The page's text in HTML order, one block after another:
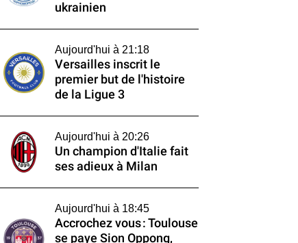
ukrainien
Aujourd'hui à 21:18
Versailles inscrit le
premier but de l'histoire
de la Ligue 3
Aujourd'hui à 20:26
Un champion d'Italie fait
ses adieux à Milan
Aujourd'hui à 18:45
Accrochez vous : Toulouse
se paye Sion Oppong,